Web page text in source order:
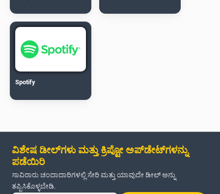
Spotify
ವಿಶೇಷ ಡೀಲ್‌ಗಳು ಮತ್ತು ಕ್ರಿಪ್ಟೋ ಅಪ್‌ಡೇಟ್‌ಗಳನ್ನು
ಪಡೆಯಿರಿ
ಸಾವಿರಾರು ಚಂದಾದಾರಿಗಳಲ್ಲಿ ಸೇರಿ ಮತ್ತು ಯಾವುದೇ ಡೀಲ್ ಅನ್ನು
ತಪ್ಪಿಸಿಕೊಳ್ಳಬೇಡಿ.